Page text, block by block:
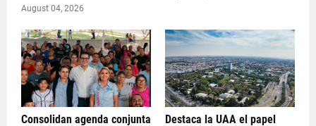
August 04, 2026
Consolidan agenda conjunta
Destaca la UAA el papel